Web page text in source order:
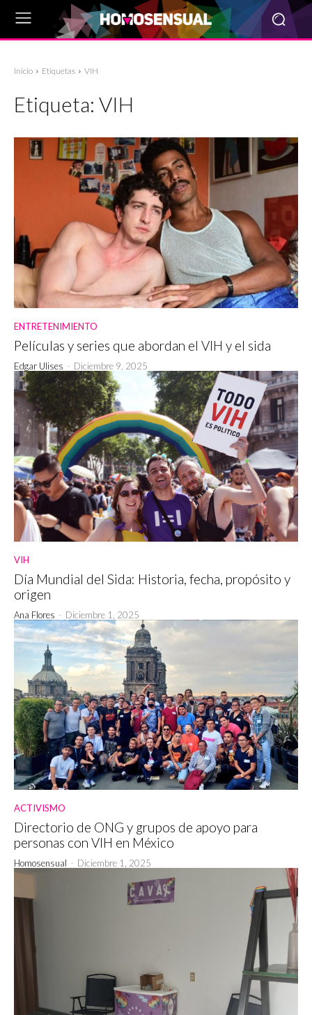
Inicio Etiquetas VIH
Etiqueta: VIH
ENTRETENIMIENTO
Películas y series que abordan el VIH y el sida
Edgar Ulises - Diciembre 9, 2025
VIH
Día Mundial del Sida: Historia, fecha, propósito y
origen
Ana Flores - Diciembre 1, 2025
ACTIVISMO
Directorio de ONG y grupos de apoyo para
personas con VIH en México
Homosensual - Diciembre 1, 2025